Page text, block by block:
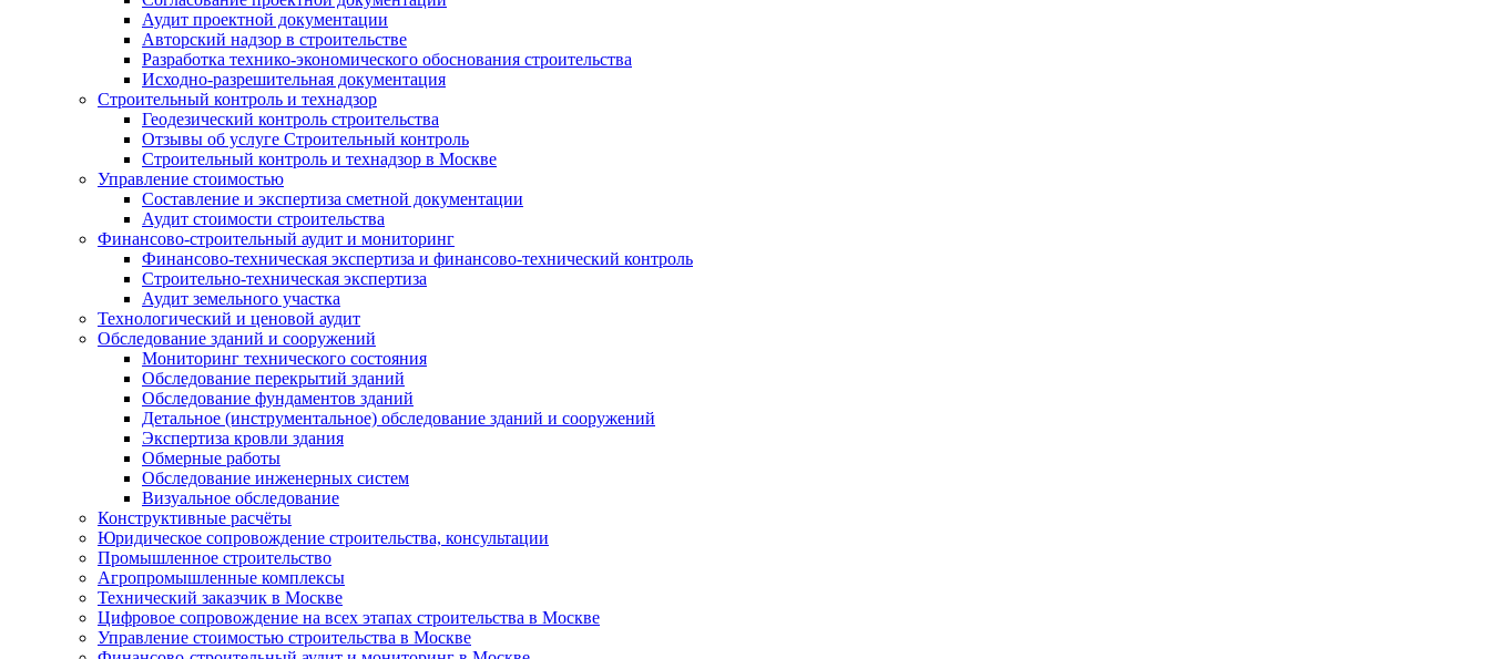
Аудит проектной документации
Авторский надзор в строительстве
Разработка технико-экономического обоснования строительства
Исходно-разрешительная документация
Строительный контроль и технадзор
Геодезический контроль строительства
Отзывы об услуге Строительный контроль
Строительный контроль и технадзор в Москве
Управление стоимостью
Составление и экспертиза сметной документации
Аудит стоимости строительства
Финансово-строительный аудит и мониторинг
Финансово-техническая экспертиза и финансово-технический контроль
Строительно-техническая экспертиза
Аудит земельного участка
Технологический и ценовой аудит
Обследование зданий и сооружений
Мониторинг технического состояния
Обследование перекрытий зданий
Обследование фундаментов зданий
Детальное (инструментальное) обследование зданий и сооружений
Экспертиза кровли здания
Обмерные работы
Обследование инженерных систем
Визуальное обследование
Конструктивные расчёты
Юридическое сопровождение строительства, консультации
Промышленное строительство
Агропромышленные комплексы
Технический заказчик в Москве
Цифровое сопровождение на всех этапах строительства в Москве
Управление стоимостью строительства в Москве